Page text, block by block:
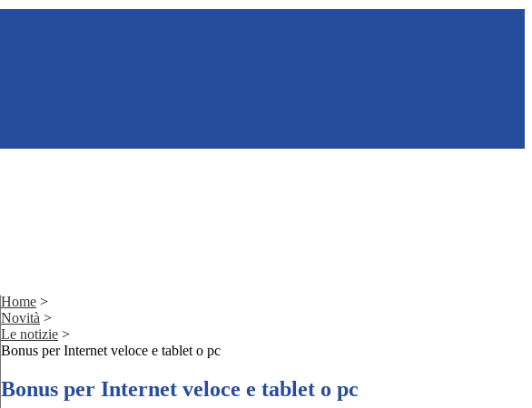
Home >
Novità >
Le notizie >
Bonus per Internet veloce e tablet o pc
Bonus per Internet veloce e tablet o pc